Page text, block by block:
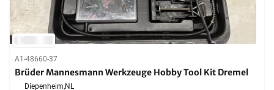
A1-48660-37
Brüder Mannesmann Werkzeuge Hobby Tool Kit Dremel
Diepenheim,NL